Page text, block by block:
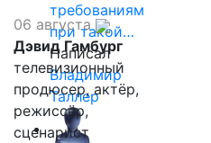
требованиям
при такой…
Написал
Владимир
Таллер
06 августа
Дэвид Гамбург
телевизионный
продюсер, актёр,
режиссёр,
сценарист